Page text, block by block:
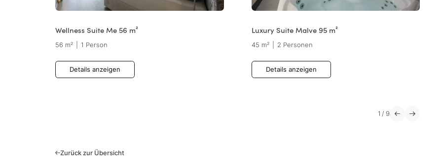
Wellness Suite Me 56 m²
56 m² 1 Person
Details anzeigen
Luxury Suite Malve 95 m²
45 m² 2 Personen
Details anzeigen
1 / 9
Zurück zur Übersicht